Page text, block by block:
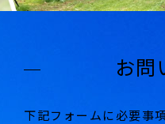
お問
下記フォームに必要事